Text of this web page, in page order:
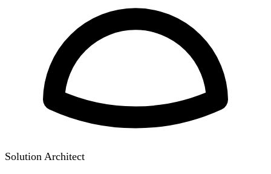
Solution Architect